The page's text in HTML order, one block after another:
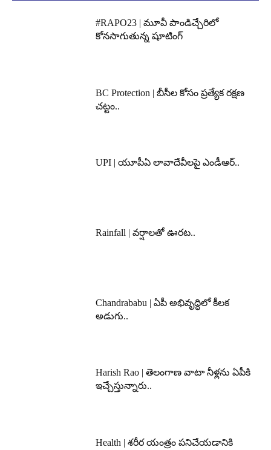
#RAPO23 | మూవీ పాండిచ్చేరిలో
కోనసాగుతున్న షూటింగ్
BC Protection | బీసీల కోసం ప్రత్యేక రక్షణ
చట్టం..
UPI | యూపీఏ లావాదేవీలపై ఎండీఆర్..
Rainfall | వర్షాలతో ఊరట..
Chandrababu | ఏపీ అభివృద్ధిలో కీలక
అడుగు..
Harish Rao | తెలంగాణ వాటా నీళ్లను ఏపీకి
ఇచ్చేస్తున్నారు..
Health | శరీర యంత్రం పనిచేయడానికి